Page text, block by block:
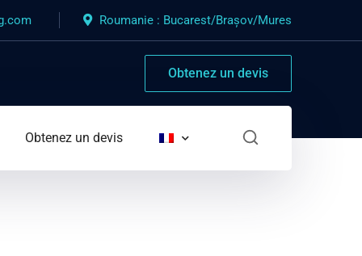
Roumanie : Bucarest/Brașov/Mures
Obtenez un devis
Obtenez un devis